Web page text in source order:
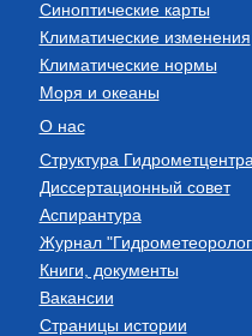
Синоптические карты
Климатические изменения
Климатические нормы
Моря и океаны
О нас
Структура
Диссертационный совет
Аспирантура
Журнал
Книги, документы
Вакансии
Страницы истории